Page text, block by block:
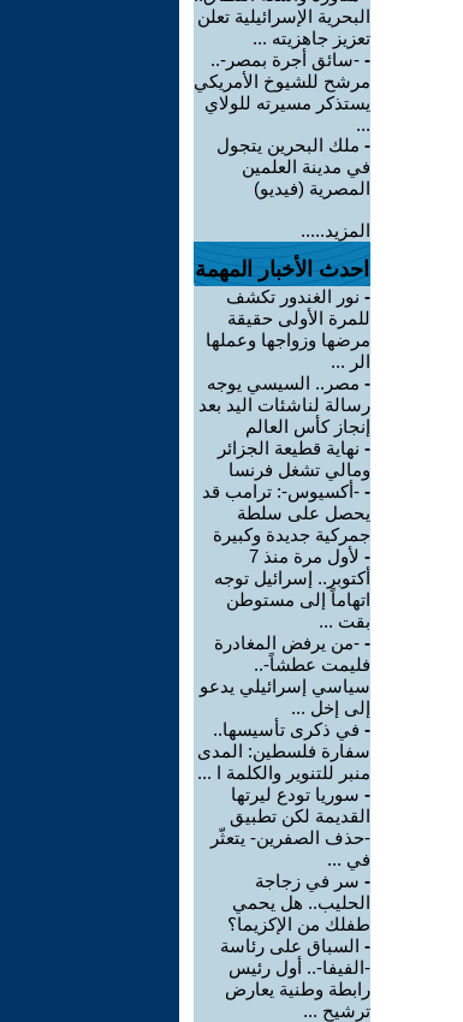
البحرية الإسرائيلية تعلن
تعزيز جاهزيته ...
- -سائق أجرة بمصر-..
مرشح للشيوخ الأمريكي
يستذكر مسيرته للولاي
...
- ملك البحرين يتجول
في مدينة العلمين
المصرية (فيديو)
المزيد.....
احدث الأخبار المهمة
- نور الغندور تكشف
للمرة الأولى حقيقة
مرضها وزواجها وعملها
الر ...
- مصر.. السيسي يوجه
رسالة لناشئات اليد بعد
إنجاز كأس العالم
- نهاية قطيعة الجزائر
ومالي تشغل فرنسا
- -أكسيوس-: ترامب قد
يحصل على سلطة
جمركية جديدة وكبيرة
-
لأول مرة منذ 7
أكتوبر.. إسرائيل توجه
اتهاماً إلى مستوطن
بقت ...
- -من يرفض المغادرة
فليمت عطشاً-..
سياسي إسرائيلي يدعو
إلى إخل ...
- في ذكرى تأسيسها..
سفارة فلسطين: المدى
منبر للتنوير والكلمة ا ...
- سوريا تودع ليرتها
القديمة لكن تطبيق
-حذف الصفرين- يتعثّر
في ...
- سر في زجاجة
الحليب.. هل يحمي
طفلك من الإكزيما؟
- السباق على رئاسة
-الفيفا-.. أول رئيس
رابطة وطنية يعارض
ترشيح ...